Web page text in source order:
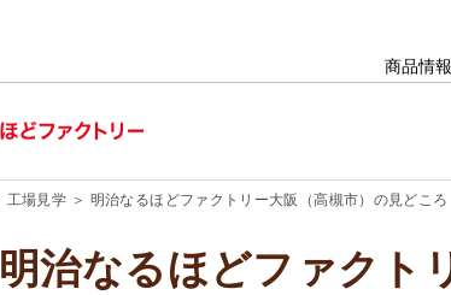
商品情報
工場見学 明治なるほどファクトリー大阪（高槻市）の見どころ
明治なるほどファクト